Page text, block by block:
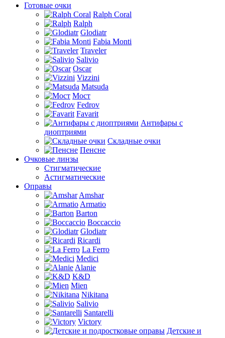
Готовые очки
Ralph Coral
Ralph
Glodiatr
Fabia Monti
Traveler
Salivio
Oscar
Vizzini
Matsuda
Мост
Fedrov
Favarit
Антифары с
диоптриями
Складные очки
Пенсне
Очковые линзы
Стигматические
Астигматические
Оправы
Amshar
Armatio
Barton
Boccaccio
Glodiatr
Ricardi
La Ferro
Medici
Alanie
K&D
Mien
Nikitana
Salivio
Santarelli
Victory
Детские и